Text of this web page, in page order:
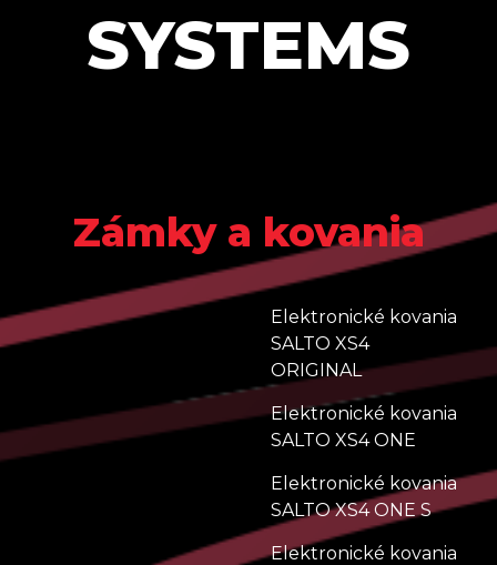
SYSTEMS
Zámky a kovania
Elektronické kovania
SALTO XS4
ORIGINAL
Elektronické kovania
SALTO XS4 ONE
Elektronické kovania
SALTO XS4 ONE S
Elektronické kovania